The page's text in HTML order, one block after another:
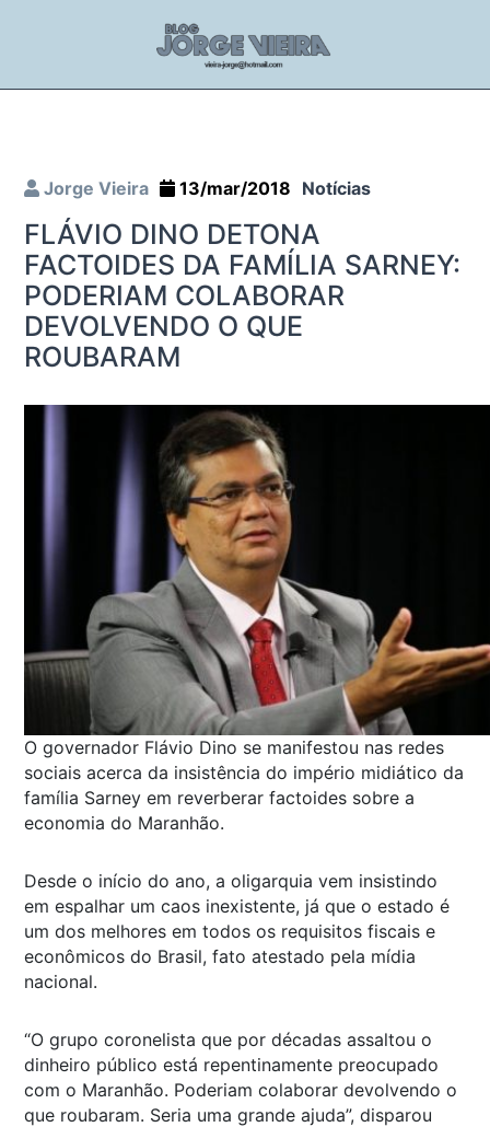
Jorge Vieira 13/mar/2018 Notícias
FLÁVIO DINO DETONA
FACTOIDES DA FAMÍLIA SARNEY:
PODERIAM COLABORAR
DEVOLVENDO O QUE
ROUBARAM
O governador Flávio Dino se manifestou nas redes
sociais acerca da insistência do império midiático da
família Sarney em reverberar factoides sobre a
economia do Maranhão.
Desde o início do ano, a oligarquia vem insistindo
em espalhar um caos inexistente, já que o estado é
um dos melhores em todos os requisitos fiscais e
econômicos do Brasil, fato atestado pela mídia
nacional.
“O grupo coronelista que por décadas assaltou o
dinheiro público está repentinamente preocupado
com o Maranhão. Poderiam colaborar devolvendo o
que roubaram. Seria uma grande ajuda”, disparou